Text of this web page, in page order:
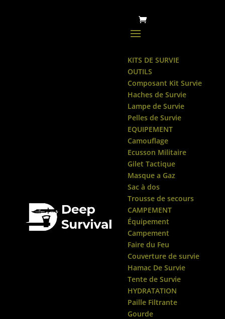
KITS DE SURVIE
OUTILS
Composant Kit Survie
Haches de Survie
Lampe de Survie
Pelles de Survie
EQUIPEMENT
Camouflage
Ecusson Militaire
Gilet Tactique
Masque a Gaz
Sac à dos
Trousse de secours
CAMPEMENT
Équipement
Campement
Faire du Feu
Couverture de survie
Hamac De Survie
Tente de Survie
HYDRATATION
Paille Filtrante
Gourde